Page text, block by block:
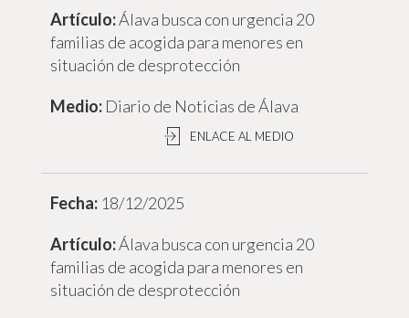
Álava busca con urgencia 20
familias de acogida para menores en
situación de desprotección
Diario de Noticias de Álava
ENLACE AL MEDIO
18/12/2025
Álava busca con urgencia 20
familias de acogida para menores en
situación de desprotección